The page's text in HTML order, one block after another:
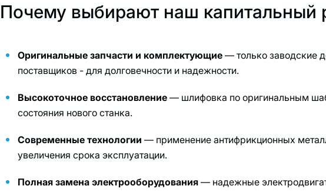
Почему выбирают наш капитальный
Оригинальные запчасти и комплектующие — только заводские
поставщиков - для долговечности и надежности.
Высокоточное восстановление — шлифовка по оригинальным
состояния нового станка.
Современные технологии — применение антифрикционных
увеличения срока эксплуатации.
Полная замена электрооборудования — надежные